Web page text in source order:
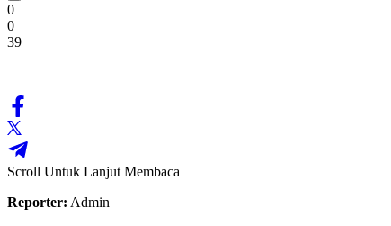
0
0
39
Scroll Untuk Lanjut Membaca
Reporter: Admin